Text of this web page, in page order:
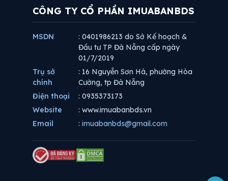
CÔNG TY CỔ PHẦN IMUABANBDS
MSDN
: 0401986213 do Sở Kế hoạch &
Đầu tư TP Đà Nẵng cấp ngày
01/7/2019
Trụ sở
chính
: 16 Nguyễn Sơn Hà, phường Hòa
Cường, tp Đà Nẵng
Điện thoại
: 0935373173
Website
: www.imuabanbds.vn
Email
: imuabanbds@gmail.com